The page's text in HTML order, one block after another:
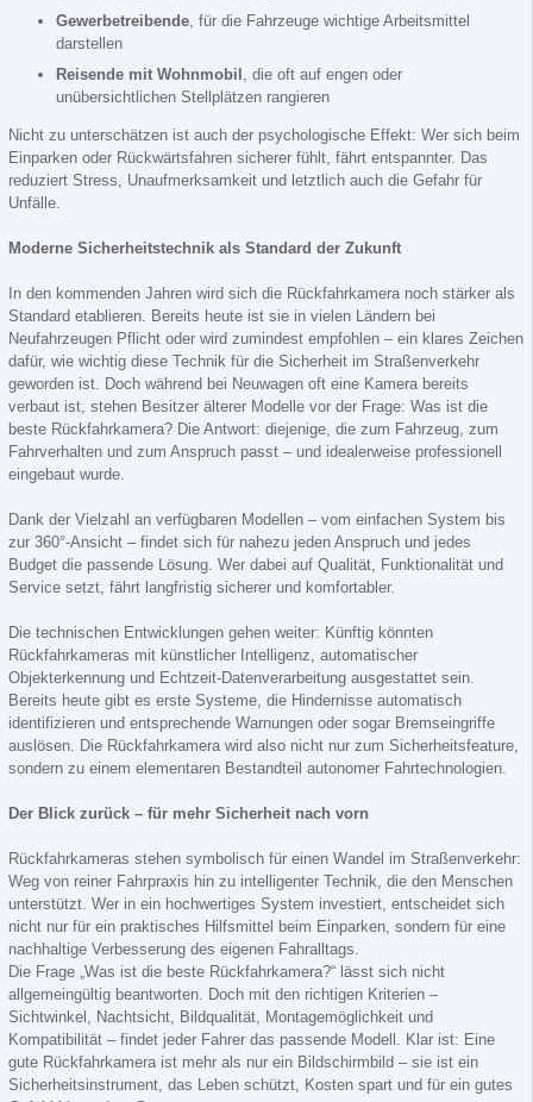
Gewerbetreibende, für die Fahrzeuge wichtige Arbeitsmittel
darstellen
Reisende mit Wohnmobil , die oft auf engen oder
unübersichtlichen Stellplätzen rangieren
Nicht zu unterschätzen ist auch der psychologische Effekt: Wer sich beim
Einparken oder Rückwärtsfahren sicherer fühlt, fährt entspannter. Das
reduziert Stress, Unaufmerksamkeit und letztlich auch die Gefahr für
Unfälle.
Moderne Sicherheitstechnik als Standard der Zukunft
In den kommenden Jahren wird sich die Rückfahrkamera noch stärker als
Standard etablieren. Bereits heute ist sie in vielen Ländern bei
Neufahrzeugen Pflicht oder wird zumindest empfohlen – ein klares Zeichen
dafür, wie wichtig diese Technik für die Sicherheit im Straßenverkehr
geworden ist. Doch während bei Neuwagen oft eine Kamera bereits
verbaut ist, stehen Besitzer älterer Modelle vor der Frage: Was ist die
beste Rückfahrkamera? Die Antwort: diejenige, die zum Fahrzeug, zum
Fahrverhalten und zum Anspruch passt – und idealerweise professionell
eingebaut wurde.
Dank der Vielzahl an verfügbaren Modellen – vom einfachen System bis
zur 360°-Ansicht – findet sich für nahezu jeden Anspruch und jedes
Budget die passende Lösung. Wer dabei auf Qualität, Funktionalität und
Service setzt, fährt langfristig sicherer und komfortabler.
Die technischen Entwicklungen gehen weiter: Künftig könnten
Rückfahrkameras mit künstlicher Intelligenz, automatischer
Objekterkennung und Echtzeit-Datenverarbeitung ausgestattet sein.
Bereits heute gibt es erste Systeme, die Hindernisse automatisch
identifizieren und entsprechende Warnungen oder sogar Bremseingriffe
auslösen. Die Rückfahrkamera wird also nicht nur zum Sicherheitsfeature,
sondern zu einem elementaren Bestandteil autonomer Fahrtechnologien.
Der Blick zurück – für mehr Sicherheit nach vorn
Rückfahrkameras stehen symbolisch für einen Wandel im Straßenverkehr:
Weg von reiner Fahrpraxis hin zu intelligenter Technik, die den Menschen
unterstützt. Wer in ein hochwertiges System investiert, entscheidet sich
nicht nur für ein praktisches Hilfsmittel beim Einparken, sondern für eine
nachhaltige Verbesserung des eigenen Fahralltags.
Die Frage „Was ist die beste Rückfahrkamera?“ lässt sich nicht
allgemeingültig beantworten. Doch mit den richtigen Kriterien –
Sichtwinkel, Nachtsicht, Bildqualität, Montagemöglichkeit und
Kompatibilität – findet jeder Fahrer das passende Modell. Klar ist: Eine
gute Rückfahrkamera ist mehr als nur ein Bildschirmbild – sie ist ein
Sicherheitsinstrument, das Leben schützt, Kosten spart und für ein gutes